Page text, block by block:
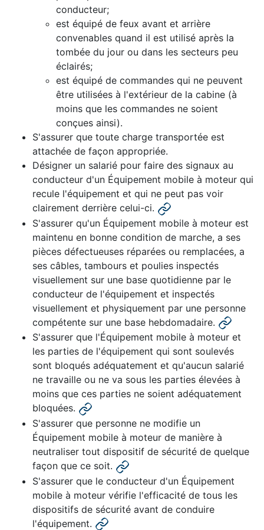
conducteur;
est équipé de feux avant et arrière
convenables quand il est utilisé après la
tombée du jour ou dans les secteurs peu
éclairés;
est équipé de commandes qui ne peuvent
être utilisées à l'extérieur de la cabine (à
moins que les commandes ne soient
conçues ainsi).
S'assurer que toute charge transportée est
attachée de façon appropriée.
Désigner un salarié pour faire des signaux au
conducteur d'un Équipement mobile à moteur qui
recule l'équipement et qui ne peut pas voir
clairement derrière celui-ci.
S'assurer qu'un Équipement mobile à moteur est
maintenu en bonne condition de marche, a ses
pièces défectueuses réparées ou remplacées, a
ses câbles, tambours et poulies inspectés
visuellement sur une base quotidienne par le
conducteur de l'équipement et inspectés
visuellement et physiquement par une personne
compétente sur une base hebdomadaire.
S'assurer que l'Équipement mobile à moteur et
les parties de l'équipement qui sont soulevés
sont bloqués adéquatement et qu'aucun salarié
ne travaille ou ne va sous les parties élevées à
moins que ces parties ne soient adéquatement
bloquées.
S'assurer que personne ne modifie un
Équipement mobile à moteur de manière à
neutraliser tout dispositif de sécurité de quelque
façon que ce soit.
S'assurer que le conducteur d'un Équipement
mobile à moteur vérifie l'efficacité de tous les
dispositifs de sécurité avant de conduire
l'équipement.